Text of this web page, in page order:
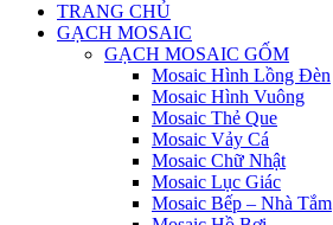
TRANG CHỦ
GẠCH MOSAIC
GẠCH MOSAIC GỐM
Mosaic Hình Lồng Đèn
Mosaic Hình Vuông
Mosaic Thẻ Que
Mosaic Vảy Cá
Mosaic Chữ Nhật
Mosaic Lục Giác
Mosaic Bếp – Nhà Tắm